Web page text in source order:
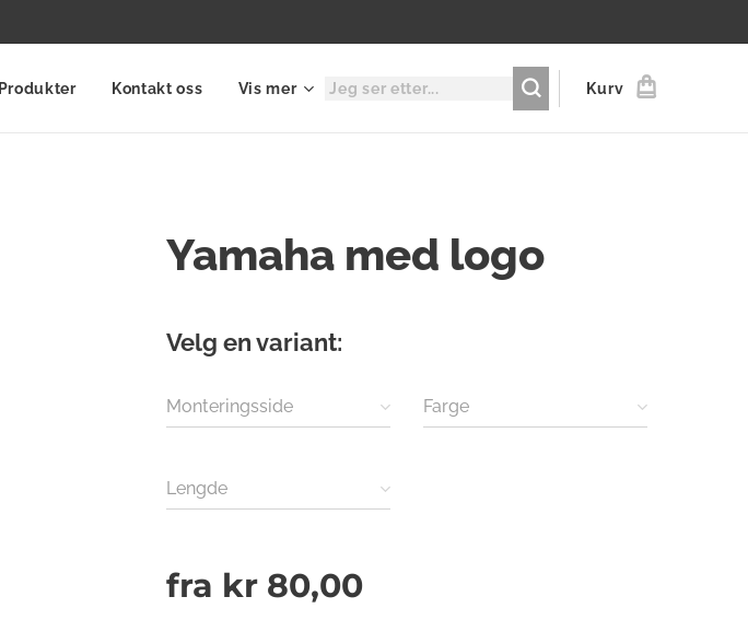
Produkter Kontakt oss Vis mer Kurv
Yamaha med logo
Velg en variant:
Monteringsside Farge
Lengde
fra kr 80,00